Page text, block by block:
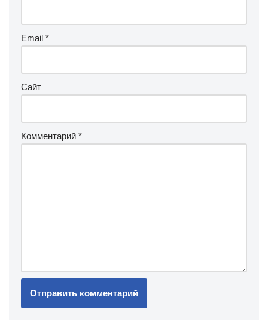
Email *
Сайт
Комментарий *